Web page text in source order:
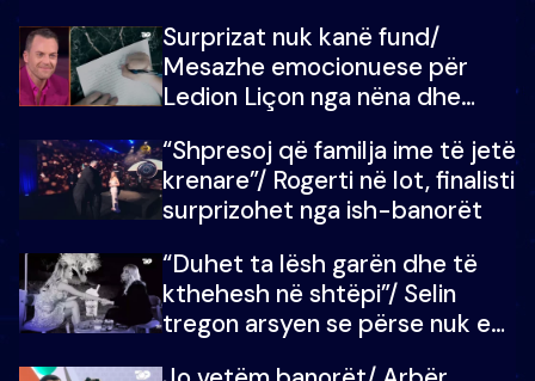
mungojë zilja e mëngjesit kur…
Surprizat nuk kanë fund/
Mesazhe emocionuese për
Ledion Liçon nga nëna dhe
mban dot lotët: Nuk meritoj…
“Shpresoj që familja ime të jetë
krenare”/ Rogerti në lot, finalisti
surprizohet nga ish-banorët
“Duhet ta lësh garën dhe të
kthehesh në shtëpi”/ Selin
tregon arsyen se përse nuk e